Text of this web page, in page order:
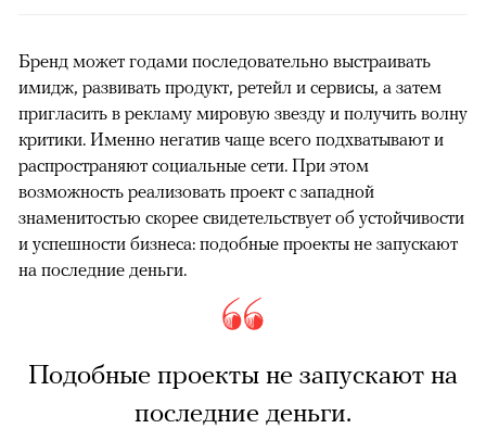
Бренд может годами последовательно выстраивать
имидж, развивать продукт, ретейл и сервисы, а затем
пригласить в рекламу мировую звезду и получить волну
критики. Именно негатив чаще всего подхватывают и
распространяют социальные сети. При этом
возможность реализовать проект с западной
знаменитостью скорее свидетельствует об устойчивости
и успешности бизнеса: подобные проекты не запускают
на последние деньги.
Подобные проекты не запускают на
последние деньги.